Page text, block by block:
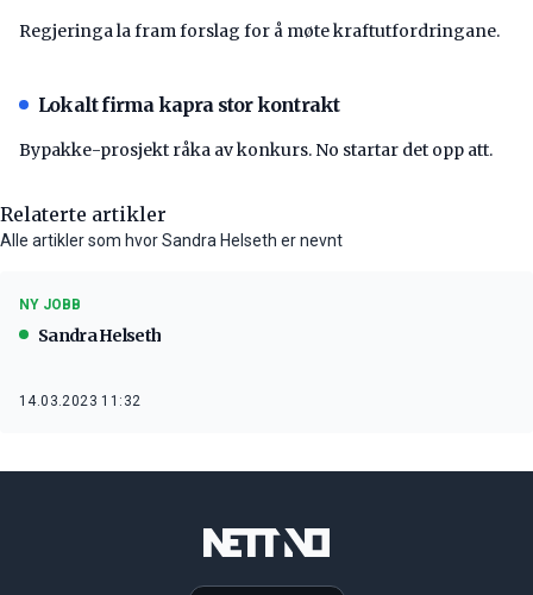
Regjeringa la fram forslag for å møte kraftutfordringane.
Lokalt firma kapra stor kontrakt
Bypakke-prosjekt råka av konkurs. No startar det opp att.
Relaterte artikler
Alle artikler som hvor Sandra Helseth er nevnt
NY JOBB
Sandra Helseth
14.03.2023 11:32